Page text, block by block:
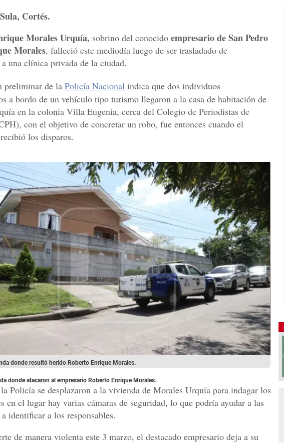
Cortés.
Morales Urquía, sobrino del conocido empresario de San Pedro
Morales, falleció este mediodía luego de ser trasladado de
una clínica privada de la ciudad.
preliminar de la Policía Nacional indica que dos individuos
a bordo de un vehículo tipo turismo llegaron a la casa de habitación de
en la colonia Villa Eugenia, cerca del Colegio de Periodistas de
con el objetivo de concretar un robo, fue entonces cuando el
los disparos.
donde resultó herido Roberto Enrique Morales.
donde atacaron al empresario Roberto Enrique Morales.
Policía se desplazaron a la vivienda de Morales Urquía para indagar los
en el lugar hay varias cámaras de seguridad, lo que podría ayudar a las
identificar a los responsables.
de manera violenta este 3 marzo, el destacado empresario deja a su